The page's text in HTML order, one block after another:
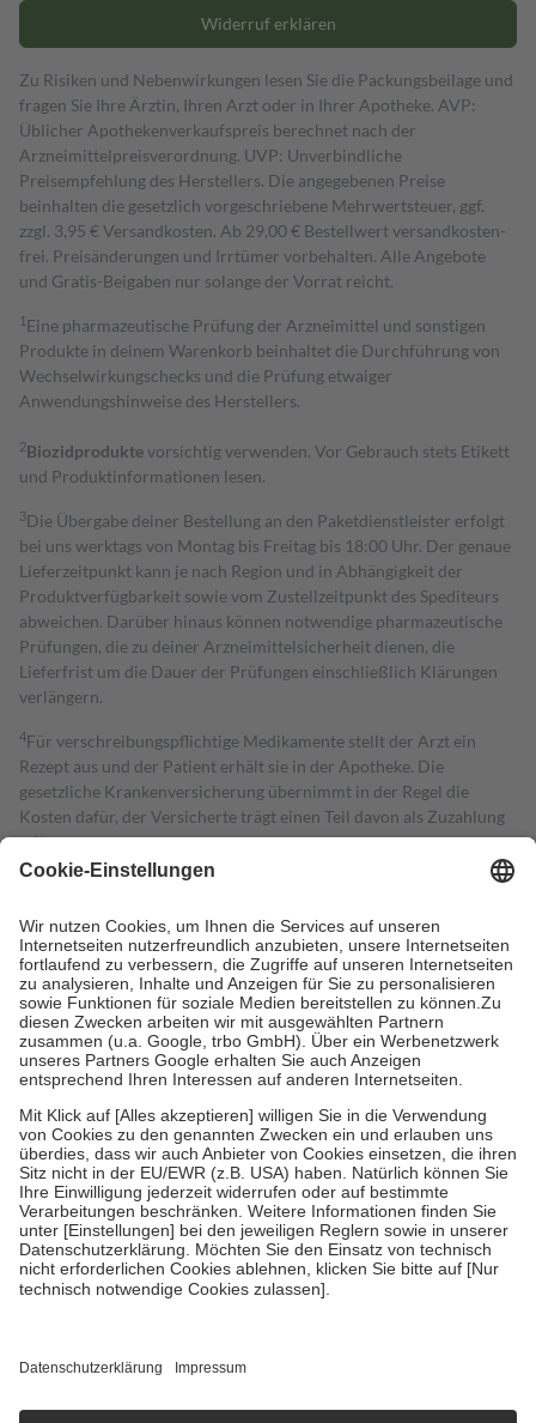
Widerruf erklären
Zu Risiken und Nebenwirkungen lesen Sie die Packungsbeilage und
fragen Sie Ihre Ärztin, Ihren Arzt oder in Ihrer Apotheke. AVP:
Üblicher Apothekenverkaufspreis berechnet nach der
Arzneimittelpreisverordnung. UVP: Unverbindliche
Preisempfehlung des Herstellers. Die angegebenen Preise
beinhalten die gesetzlich vorgeschriebene Mehrwertsteuer, ggf.
zzgl. 3,95 € Versandkosten. Ab 29,00 € Bestell­wert versand­kosten­
frei. Preisänderungen und Irrtümer vorbehalten. Alle Angebote
und Gratis-Beigaben nur solange der Vorrat reicht.
1 Eine pharmazeutische Prüfung der Arzneimittel und sonstigen
Produkte in deinem Warenkorb beinhaltet die Durchführung von
Wechselwirkungschecks und die Prüfung etwaiger
Anwendungshinweise des Herstellers.
2Biozidproduktevorsichtig verwenden. Vor Gebrauch stets Etikett
und Produktinformationen lesen.
3Die Übergabe deiner Bestellung an den Paketdienstleister erfolgt
bei uns werktags von Montag bis Freitag bis 18:00 Uhr. Der genaue
Lieferzeitpunkt kann je nach Region und in Abhängigkeit der
Produktverfügbarkeit sowie vom Zustellzeitpunkt des Spediteurs
abweichen. Darüber hinaus können notwendige pharmazeutische
Prüfungen, die zu deiner Arzneimittelsicherheit dienen, die
Lieferfrist um die Dauer der Prüfungen einschließlich Klärungen
verlängern.
4Für verschreibungspflichtige Medikamente stellt der Arzt ein
Rezept aus und der Patient erhält sie in der Apotheke. Die
gesetzliche Krankenversicherung übernimmt in der Regel die
Kosten dafür, der Versicherte trägt einen Teil davon als Zuzahlung
mit.
Grundsätzlich leisten Mitglieder Zuzahlungen in Höhe von zehn
höchstens zehn Euro.
Es sind jedoch nie mehr als die tatsächlichen
Kosten der Leistung zu entrichten.
Diese Regeln gelten grundsätzlich auch für Online-Apotheken.
Bei Heilmitteln und häuslicher Krankenpflege beträgt die
Zuzahlung zehn Prozent der Kosten sowie zehn Euro je
Verordnung.
Um das Engagement der Versicherten für ihre eigene Gesundheit zu
stärken und die besondere Stellung der Familie zu unterstützen,
fallenkeine Zuzahlungenan bei:
• Kindern und Jugendlichen bis zum vollendeten 18. Lebensjahr
mit Ausnahme der Fahrkosten
• Untersuchungen zur Vorsorge und Früherkennung, die von der
GKV getragen werden
• empfohlenen Schutzimpfungen
• Harn- und Blutteststreifen
getroffen, um sicherzustellen, dass es sich um echte Bewertungen
https://help.etrusted.com/hc/de/articles/4419944605341